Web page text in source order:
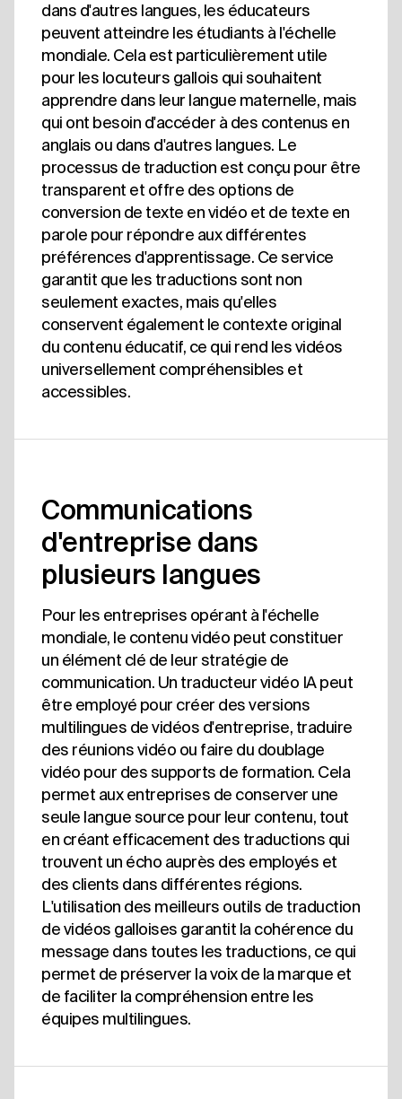
dans d'autres langues, les éducateurs
peuvent atteindre les étudiants à l'échelle
mondiale. Cela est particulièrement utile
pour les locuteurs gallois qui souhaitent
apprendre dans leur langue maternelle, mais
qui ont besoin d'accéder à des contenus en
anglais ou dans d'autres langues. Le
processus de traduction est conçu pour être
transparent et offre des options de
conversion de texte en vidéo et de texte en
parole pour répondre aux différentes
préférences d'apprentissage. Ce service
garantit que les traductions sont non
seulement exactes, mais qu'elles
conservent également le contexte original
du contenu éducatif, ce qui rend les vidéos
universellement compréhensibles et
accessibles.
Communications
d'entreprise dans
plusieurs langues
Pour les entreprises opérant à l'échelle
mondiale, le contenu vidéo peut constituer
un élément clé de leur stratégie de
communication. Un traducteur vidéo IA peut
être employé pour créer des versions
multilingues de vidéos d'entreprise, traduire
des réunions vidéo ou faire du doublage
vidéo pour des supports de formation. Cela
permet aux entreprises de conserver une
seule langue source pour leur contenu, tout
en créant efficacement des traductions qui
trouvent un écho auprès des employés et
des clients dans différentes régions.
L'utilisation des meilleurs outils de traduction
de vidéos galloises garantit la cohérence du
message dans toutes les traductions, ce qui
permet de préserver la voix de la marque et
de faciliter la compréhension entre les
équipes multilingues.